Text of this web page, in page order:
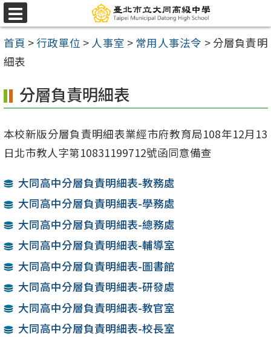
跳
至
主
要
容
選
單
首頁 > 行政單位 > 人事室 > 常用人事法令 > 分層負責明
細表
分層負責明細表
本校新版分層負責明細表業經市府教育局108年12月13
日北市教人字第10831199712號函同意備查
大同高中分層負責明細表-教務處
大同高中分層負責明細表-學務處
大同高中分層負責明細表-總務處
大同高中分層負責明細表-輔導室
大同高中分層負責明細表-圖書館
大同高中分層負責明細表-研發處
大同高中分層負責明細表-教官室
大同高中分層負責明細表-校長室